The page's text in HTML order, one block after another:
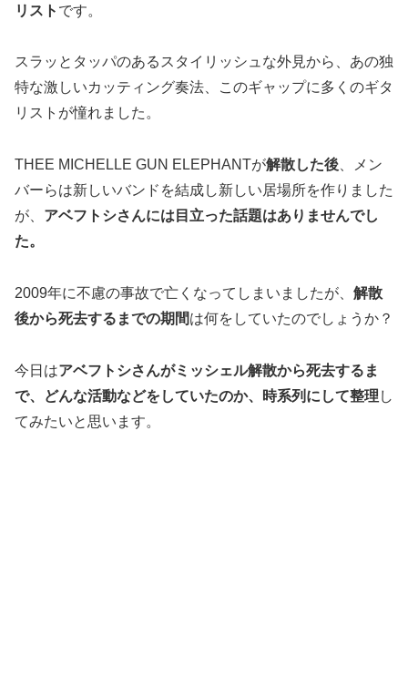
リスト です。
スラッとタッパのあるスタイリッシュな外見から、あの独
特な激しいカッティング奏法、このギャップに多くのギタ
リストが憧れました。
THEE MICHELLE GUN ELEPHANTが解散した後 、メン
バーらは新しいバンドを結成し新しい居場所を作りました
が、 アベフトシさんには目立った話題はありませんでし
た。
2009年に不慮の事故で亡くなってしまいましたが、 解散
後から死去するまでの期間は何をしていたのでしょうか？
今日はアベフトシさんがミッシェル解散から死去するま
で、どんな活動などをしていたのか、時系列にして整理 し
てみたいと思います。